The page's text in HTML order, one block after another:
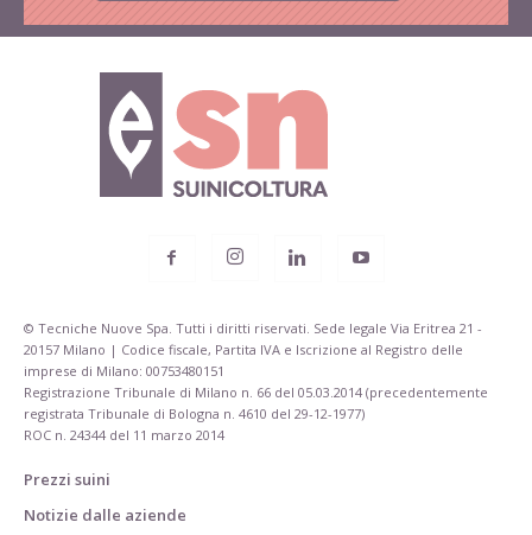
© Tecniche Nuove Spa. Tutti i diritti riservati. Sede legale Via Eritrea 21 -
20157 Milano | Codice fiscale, Partita IVA e Iscrizione al Registro delle
imprese di Milano: 00753480151
Registrazione Tribunale di Milano n. 66 del 05.03.2014 (precedentemente
registrata Tribunale di Bologna n. 4610 del 29-12-1977)
ROC n. 24344 del 11 marzo 2014
Prezzi suini
Notizie dalle aziende